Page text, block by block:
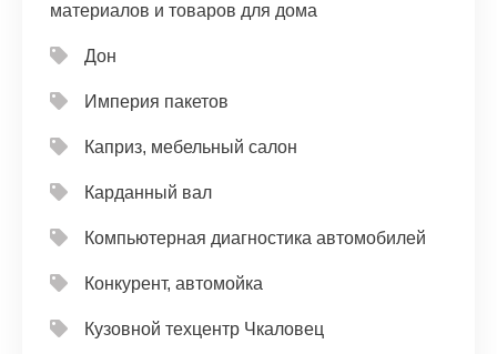
материалов и товаров для дома
Дон
Империя пакетов
Каприз, мебельный салон
Карданный вал
Компьютерная диагностика автомобилей
Конкурент, автомойка
Кузовной техцентр Чкаловец